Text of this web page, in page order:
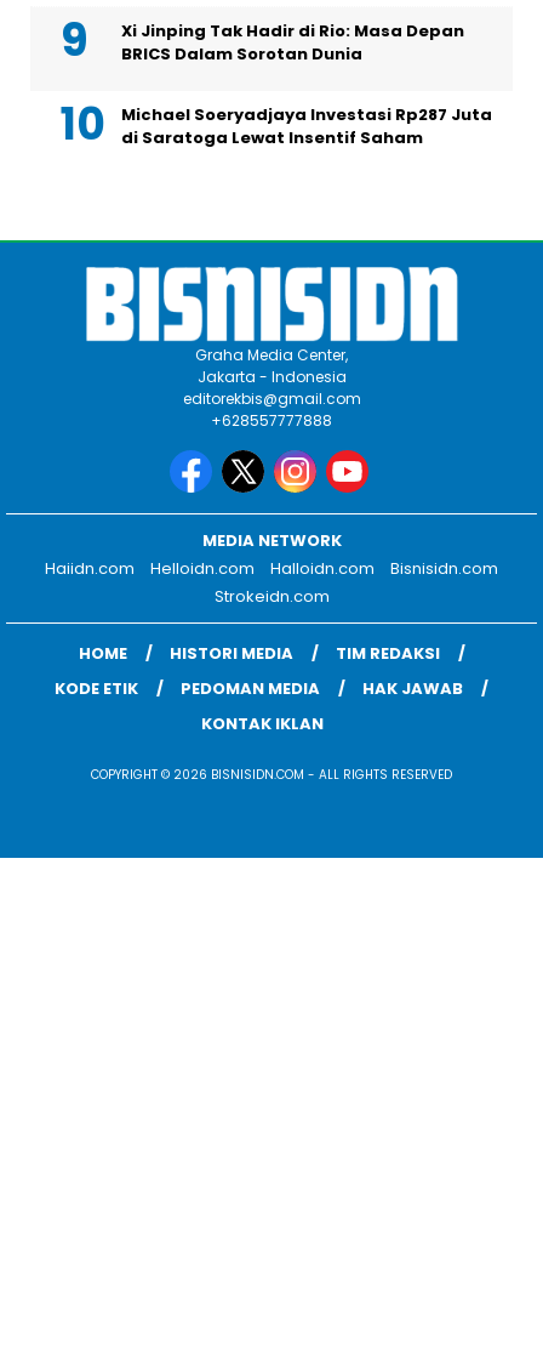
Xi Jinping Tak Hadir di Rio: Masa Depan
BRICS Dalam Sorotan Dunia
Michael Soeryadjaya Investasi Rp287 Juta
di Saratoga Lewat Insentif Saham
Graha Media Center,
Jakarta - Indonesia
editorekbis@gmail.com
+628557777888
MEDIA NETWORK
Haiidn.com
Helloidn.com Halloidn.com
Bisnisidn.com
Strokeidn.com
HOME HISTORI MEDIA
TIM REDAKSI
KODE ETIK
PEDOMAN MEDIA
HAK JAWAB
KONTAK IKLAN
COPYRIGHT © 2026 BISNISIDN.COM - ALL RIGHTS RESERVED